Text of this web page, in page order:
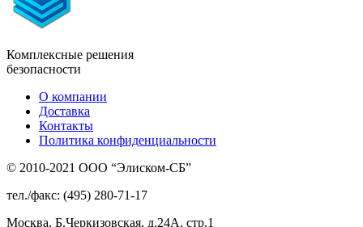
Комплексные решения
безопасности
О компании
Доставка
Контакты
Политика конфиденциальности
© 2010-2021 ООО “Элиском-СБ”
тел./факс: (495) 280-71-17
Москва, Б.Черкизовская, д.24А, стр.1